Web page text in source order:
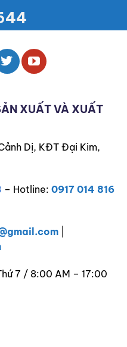
XUẤT VÀ XUẤT
Dị, KĐT Đại Kim,
– Hotline: 0917 014 816
7 / 8:00 AM – 17:00